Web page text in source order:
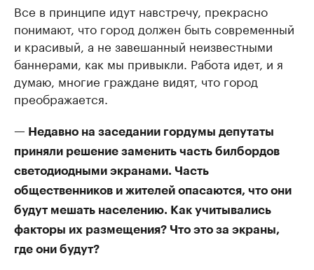
Все в принципе идут навстречу, прекрасно
понимают, что город должен быть современный
и красивый, а не завешанный неизвестными
баннерами, как мы привыкли. Работа идет, и я
думаю, многие граждане видят, что город
преображается.
— Недавно на заседании гордумы депутаты
приняли решение заменить часть билбордов
светодиодными экранами. Часть
общественников и жителей опасаются, что они
будут мешать населению. Как учитывались
факторы их размещения? Что это за экраны,
где они будут?